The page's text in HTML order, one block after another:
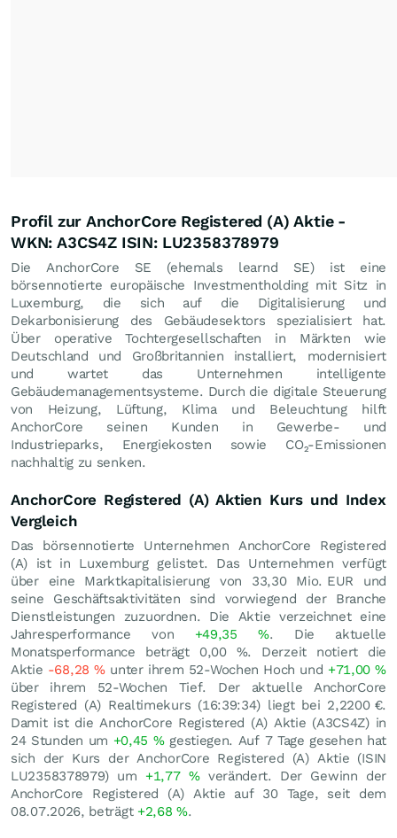
Profil zur AnchorCore Registered (A) Aktie -
WKN: A3CS4Z ISIN: LU2358378979
Die AnchorCore SE (ehemals learnd SE) ist eine
börsennotierte europäische Investmentholding mit Sitz in
Luxemburg, die sich auf die Digitalisierung und
Dekarbonisierung des Gebäudesektors spezialisiert hat.
Über operative Tochtergesellschaften in Märkten wie
Deutschland und Großbritannien installiert, modernisiert
und wartet das Unternehmen intelligente
Gebäudemanagementsysteme. Durch die digitale Steuerung
von Heizung, Lüftung, Klima und Beleuchtung hilft
AnchorCore seinen Kunden in Gewerbe- und
Industrieparks, Energiekosten sowie CO₂-Emissionen
nachhaltig zu senken.
AnchorCore Registered (A) Aktien Kurs und Index
Vergleich
Das börsennotierte Unternehmen AnchorCore Registered
(A) ist in Luxemburg gelistet. Das Unternehmen verfügt
über eine Marktkapitalisierung von 33,30 Mio. EUR und
seine Geschäftsaktivitäten sind vorwiegend der Branche
Dienstleistungen zuzuordnen. Die Aktie verzeichnet eine
Jahresperformance von +49,35%. Die aktuelle
Monatsperformance beträgt 0,00 %. Derzeit notiert die
Aktie -68,28%unter ihrem 52-Wochen Hoch und +71,00%
über ihrem 52-Wochen Tief. Der aktuelle AnchorCore
Registered (A) Realtimekurs (16:39:34) liegt bei 2,2200 €.
Damit ist die AnchorCore Registered (A) Aktie (A3CS4Z) in
24 Stunden um +0,45 %gestiegen. Auf 7 Tage gesehen hat
sich der Kurs der AnchorCore Registered (A) Aktie (ISIN
LU2358378979) um +1,77 %verändert. Der Gewinn der
AnchorCore Registered (A) Aktie auf 30 Tage, seit dem
08.07.2026, beträgt +2,68%.